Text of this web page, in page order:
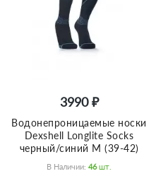
3990 ₽
Водонепроницаемые носки
Dexshell Longlite Socks
черный/синий M (39-42)
В Наличии: 46 Шт.